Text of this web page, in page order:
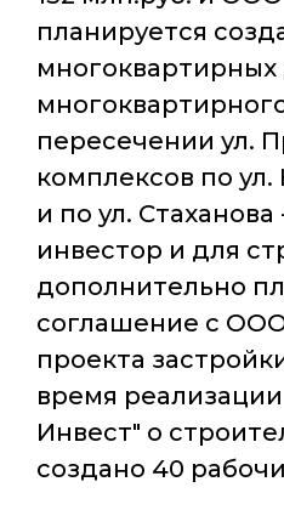
планируется
многоквартирных
пересечении ул.
комплексов по
и по ул.
инвестор и для
дополнительно
соглашение с
проекта
время
Инвест" о
создано 40